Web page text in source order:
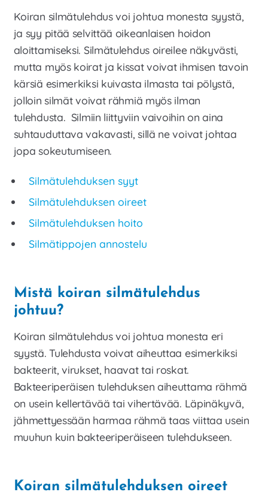
Meistä
valikko
Kauppa
tason
Koiran silmätulehdus voi johtua monesta syystä,
ja syy pitää selvittää oikeanlaisen hoidon
aloittamiseksi. Silmätulehdus oireilee näkyvästi,
mutta myös koirat ja kissat voivat ihmisen tavoin
kärsiä esimerkiksi kuivasta ilmasta tai pölystä,
jolloin silmät voivat rähmiä myös ilman
tulehdusta. Silmiin liittyviin vaivoihin on aina
suhtauduttava vakavasti, sillä ne voivat johtaa
jopa sokeutumiseen.
Silmätulehduksen syyt
Silmätulehduksen oireet
Silmätulehduksen hoito
Silmätippojen annostelu
Mistä koiran silmätulehdus
johtuu?
Koiran silmätulehdus voi johtua monesta eri
syystä. Tulehdusta voivat aiheuttaa esimerkiksi
bakteerit, virukset, haavat tai roskat.
Bakteeriperäisen tulehduksen aiheuttama rähmä
on usein kellertävää tai vihertävää. Läpinäkyvä,
jähmettyessään harmaa rähmä taas viittaa usein
muuhun kuin bakteeriperäiseen tulehdukseen.
Koiran silmätulehduksen oireet